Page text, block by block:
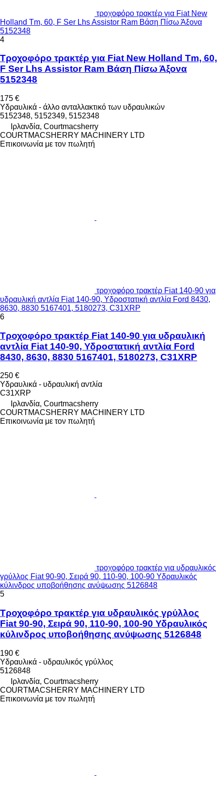
τροχοφόρο τρακτέρ για Fiat New
Holland Tm, 60, F Ser Lhs Assistor Ram Βάση Πίσω Άξονα
5152348
4
Τροχοφόρο τρακτέρ για Fiat New Holland Tm, 60,
F Ser Lhs Assistor Ram Βάση Πίσω Άξονα
5152348
175 €
Υδραυλικά - άλλο ανταλλακτικό των υδραυλικών
5152348, 5152349, 5152348
Ιρλανδία, Courtmacsherry
COURTMACSHERRY MACHINERY LTD
Επικοινωνία με τον πωλητή
τροχοφόρο τρακτέρ Fiat 140-90 για
υδραυλική αντλία Fiat 140-90, Υδροστατική αντλία Ford 8430,
8630, 8830 5167401, 5180273, C31XRP
6
Τροχοφόρο τρακτέρ Fiat 140-90 για υδραυλική
αντλία Fiat 140-90, Υδροστατική αντλία Ford
8430, 8630, 8830 5167401, 5180273, C31XRP
250 €
Υδραυλικά - υδραυλική αντλία
C31XRP
Ιρλανδία, Courtmacsherry
COURTMACSHERRY MACHINERY LTD
Επικοινωνία με τον πωλητή
τροχοφόρο τρακτέρ για υδραυλικός
γρύλλος Fiat 90-90, Σειρά 90, 110-90, 100-90 Υδραυλικός
κύλινδρος υποβοήθησης ανύψωσης 5126848
5
Τροχοφόρο τρακτέρ για υδραυλικός γρύλλος
Fiat 90-90, Σειρά 90, 110-90, 100-90 Υδραυλικός
κύλινδρος υποβοήθησης ανύψωσης 5126848
190 €
Υδραυλικά - υδραυλικός γρύλλος
5126848
Ιρλανδία, Courtmacsherry
COURTMACSHERRY MACHINERY LTD
Επικοινωνία με τον πωλητή